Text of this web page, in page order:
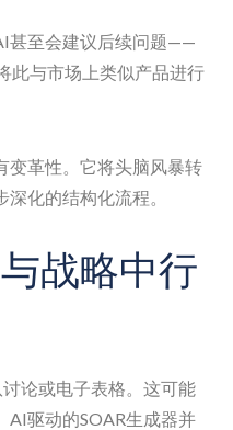
甚至会建议后续问题——
此与市场上类似产品进行
变革性。它将头脑风暴转
化的结构化流程。
战略中行
论或电子表格。这可能
AI驱动的SOAR生成器并